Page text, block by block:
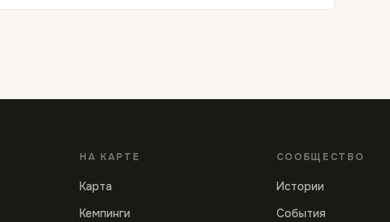
НА КАРТЕ
Карта
Кемпинги
СООБЩЕСТВО
Истории
События